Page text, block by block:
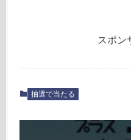
スポン
抽選で当たる